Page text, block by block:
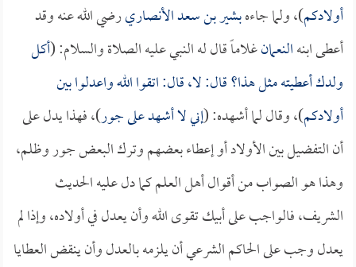
أولادكم)، ولما جاءهبشير بن سعد الأنصاريرضي الله عنه وقد
أعطى ابنهالنعمانغلاماً قال له النبي عليه الصلاة والسلام: (أكل
ولدك أعطيته مثل هذا؟ قال: لا، قال: اتقوا الله واعدلوا بين
أولادكم)، وقال لما أشهده: (إني لا أشهد على جور)، فهذا يدل على
أن التفضيل بين الأولاد أو إعطاء بعضهم وترك البعض جور وظلم،
وهذا هو الصواب من أقوال أهل العلم كما دل عليه الحديث
الشريف، فالواجب على أبيك تقوى الله وأن يعدل في أولاده، وإذا لم
يعدل وجب على الحاكم الشرعي أن يلزمه بالعدل وأن ينقض العطايا